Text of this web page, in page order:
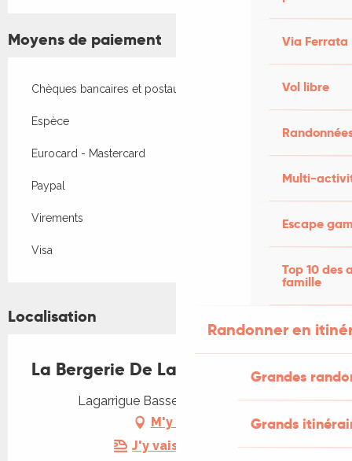
Via Ferrata
Vol libre
Multi-
Escape
Top 10 des
famille
Randonner en
Grandes
Grands
Moyens de paiement
Chèques bancaires et postaux
Espèce
Eurocard - Mastercard
Paypal
Virements
Visa
Localisation
La Bergerie De Lagarrigue
Lagarrigue Basse, 46600 Baladou
M'y rendre
J'y vais en train !